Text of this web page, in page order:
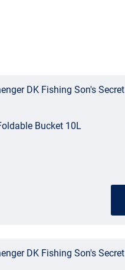
DK Fishing Son's Secret
Bucket 10L
DK Fishing Son's Secret